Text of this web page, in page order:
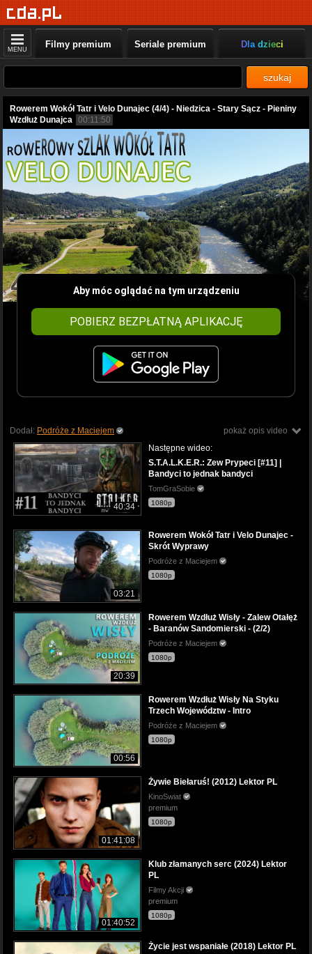
MENU Filmy premium Seriale premium Dla dzieci
szukaj
Rowerem Wokół Tatr i Velo Dunajec (4/4) - Niedzica - Stary Sącz - Pieniny
Wzdłuż Dunajca 00:11:50
Aby móc oglądać na tym urządzeniu
POBIERZ BEZPŁATNĄ APLIKACJĘ
pokaż opis video
Dodał: Podróże z Maciejem
40:34
Następne wideo:
S.T.A.L.K.E.R.: Zew Prypeci [#11] |
Bandyci to jednak bandyci
TomGraSobie
1080p
03:21
Rowerem Wokół Tatr i Velo Dunajec -
Skrót Wyprawy
Podróże z Maciejem
1080p
20:39
Rowerem Wzdłuż Wisły - Zalew Otałęż
- Baranów Sandomierski - (2/2)
Podróże z Maciejem
1080p
00:56
Rowerem Wzdłuż Wisły Na Styku
Trzech Województw - Intro
Podróże z Maciejem
1080p
01:41:08
Żywie Biełaruś! (2012) Lektor PL
KinoSwiat
premium
1080p
01:40:52
Klub złamanych serc (2024) Lektor
PL
Filmy Akcji
premium
1080p
Życie jest wspaniałe (2018) Lektor PL